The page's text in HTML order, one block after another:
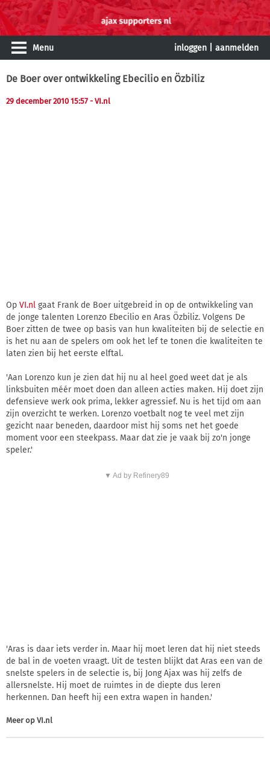
Menu inloggen aanmelden
De Boer over ontwikkeling Ebecilio en Özbiliz
29 december 2010 15:57 - VI.nl
Op VI.nl gaat Frank de Boer uitgebreid in op de ontwikkeling van
de jonge talenten Lorenzo Ebecilio en Aras Özbiliz. Volgens De
Boer zitten de twee op basis van hun kwaliteiten bij de selectie en
is het nu aan de spelers om ook het lef te tonen die kwaliteiten te
laten zien bij het eerste elftal.
'Aan Lorenzo kun je zien dat hij nu al heel goed weet dat je als
linksbuiten méér moet doen dan alleen acties maken. Hij doet zijn
defensieve werk ook prima, lekker agressief. Nu is het tijd om aan
zijn overzicht te werken. Lorenzo voetbalt nog te veel met zijn
gezicht naar beneden, daardoor mist hij soms net het goede
moment voor een steekpass. Maar dat zie je vaak bij zo'n jonge
speler.'
▼ Ad by Refinery89
'Aras is daar iets verder in. Maar hij moet leren dat hij niet steeds
de bal in de voeten vraagt. Uit de testen blijkt dat Aras een van de
snelste spelers in de selectie is, bij Jong Ajax was hij zelfs de
allersnelste. Hij moet de ruimtes in de diepte dus leren
herkennen. Dan heeft hij een extra wapen in handen.'
Meer op VI.nl